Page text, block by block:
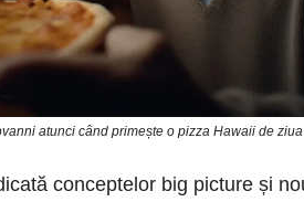
atunci când primește o pizza Hawaii de
conceptelor big picture și